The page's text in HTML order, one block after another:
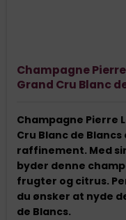
Champagne
Grand Cru Blanc
Champagne Pierre
Cru Blanc de
raffinement. Med
byder denne
frugter og citrus.
du ønsker at nyde
de Blancs.